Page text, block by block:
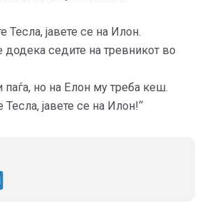
Тесла, јавете се на Илон.
додека седите на тревникот во
паѓа, но на Елон му треба кеш.
јавете се на Илон!“